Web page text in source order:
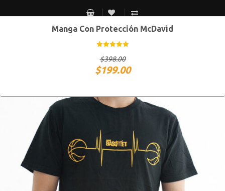
CH M G
Manga Con Protección McDavid
$398.00
$199.00